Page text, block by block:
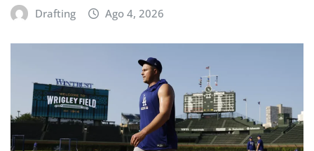
Drafting Ago 4, 2026